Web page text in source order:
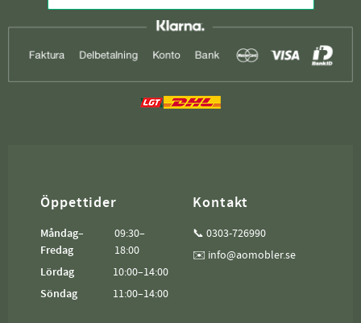
Öppettider
Måndag–
Fredag
09:30–
18:00
Lördag
10:00–14:00
Söndag
11:00–14:00
Kontakt
📞 0303-726990
✉️ info@aomobler.se